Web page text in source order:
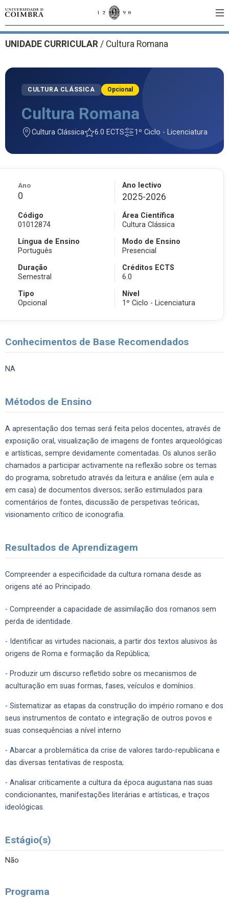
UNIDADE CURRICULAR / Cultura Romana
CULTURA CLÁSSICA Opcional
Cultura Romana
Cultura Clássica 6.0 ECTS 1º Ciclo - Licenciatura
Ano
0
Ano lectivo
2025-2026
Código
01012874
Área Científica
Cultura Clássica
Língua de Ensino
Português
Modo de Ensino
Presencial
Duração
Semestral
Créditos ECTS
6.0
Tipo
Opcional
Nível
1º Ciclo - Licenciatura
Conhecimentos de Base Recomendados
NA
Métodos de Ensino
A apresentação dos temas será feita pelos docentes, através de
exposição oral, visualização de imagens de fontes arqueológicas
e artísticas, sempre devidamente comentadas. Os alunos serão
chamados a participar activamente na reflexão sobre os temas
do programa, sobretudo através da leitura e análise (em aula e
em casa) de documentos diversos; serão estimulados para
comentários de fontes, discussão de perspetivas teóricas,
visionamento crítico de iconografia.
Resultados de Aprendizagem
Compreender a especificidade da cultura romana desde as
origens até ao Principado.
- Compreender a capacidade de assimilação dos romanos sem
perda de identidade.
- Identificar as virtudes nacionais, a partir dos textos alusivos às
origens de Roma e formação da República;
- Produzir um discurso refletido sobre os mecanismos de
aculturação em suas formas, fases, veículos e domínios.
- Sistematizar as etapas da construção do império romano e dos
seus instrumentos de contato e integração de outros povos e
suas consequências a nível interno
- Abarcar a problemática da crise de valores tardo-republicana e
das diversas tentativas de resposta;
- Analisar criticamente a cultura da época augustana nas suas
condicionantes, manifestações literárias e artísticas, e traços
ideológicas.
Estágio(s)
Não
Programa